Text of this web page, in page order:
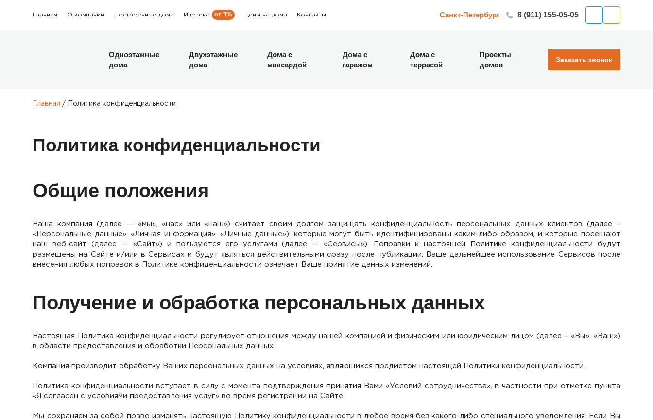
Главная О компании Построенные дома Ипотека Цены на дома Контакты Санкт-Петербург 8 (911) 155-05-05
Одноэтажные
дома
Двухэтажные
дома
Дома с
мансардой
Дома с
гаражом
Дома с
террасой
Проекты
домов
Заказать звонок
Главная / Политика конфиденциальности
Политика конфиденциальности
Общие положения
Наша компания (далее — «мы», «нас» или «наш») считает своим долгом защищать конфиденциальность персональных данных клиентов (далее –
«Персональные данные», «Личная информация», «Личные данные»), которые могут быть идентифицированы каким-либо образом, и которые посещают
наш веб-сайт (далее — «Сайт») и пользуются его услугами (далее — «Сервисы»). Поправки к настоящей Политике конфиденциальности будут
размещены на Сайте и/или в Сервисах и будут являться действительными сразу после публикации. Ваше дальнейшее использование Сервисов после
внесения любых поправок в Политике конфиденциальности означает Ваше принятие данных изменений.
Получение и обработка персональных данных
Настоящая Политика конфиденциальности регулирует отношения между нашей компанией и физическим или юридическим лицом (далее – «Вы», «Ваш»)
в области предоставления и обработки Персональных данных.
Компания производит обработку Ваших персональных данных на условиях, являющихся предметом настоящей Политики конфиденциальности.
Политика конфиденциальности вступает в силу с момента подтверждения принятия Вами «Условий сотрудничества», в частности при отметке пункта
«Я согласен с условиями предоставления услуг» во время регистрации на Сайте.
Мы сохраняем за собой право изменять настоящую Политику конфиденциальности в любое время без какого-либо специального уведомления. Если Вы